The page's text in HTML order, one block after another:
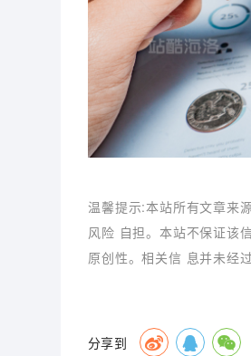
温馨提示:本站所有文章来
风险 自担。本站不保证该
原创性。相关信 息并未经
分享到